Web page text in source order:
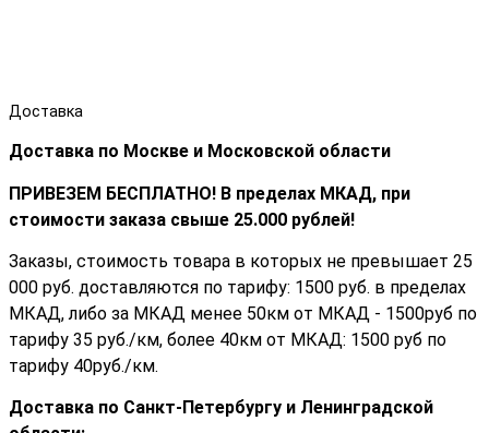
Доставка
Доставка по Москве и Московской области
ПРИВЕЗЕМ БЕСПЛАТНО! В пределах МКАД, при
стоимости заказа cвыше 25.000 рублей!
Заказы, стоимость товара в которых не превышает 25
000 руб. доставляются по тарифу: 1500 руб. в пределах
МКАД, либо за МКАД менее 50км от МКАД - 1500руб по
тарифу 35 руб./км, более 40км от МКАД: 1500 руб по
тарифу 40руб./км.
Доставка по Санкт-Петербургу и Ленинградской